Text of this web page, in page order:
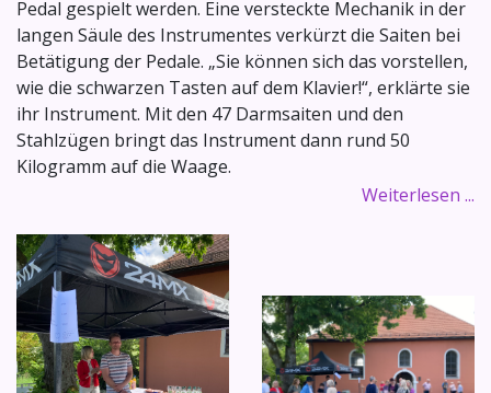
Pedal gespielt werden. Eine versteckte Mechanik in der
langen Säule des Instrumentes verkürzt die Saiten bei
Betätigung der Pedale. „Sie können sich das vorstellen,
wie die schwarzen Tasten auf dem Klavier!“, erklärte sie
ihr Instrument. Mit den 47 Darmsaiten und den
Stahlzügen bringt das Instrument dann rund 50
Kilogramm auf die Waage.
Weiterlesen ...